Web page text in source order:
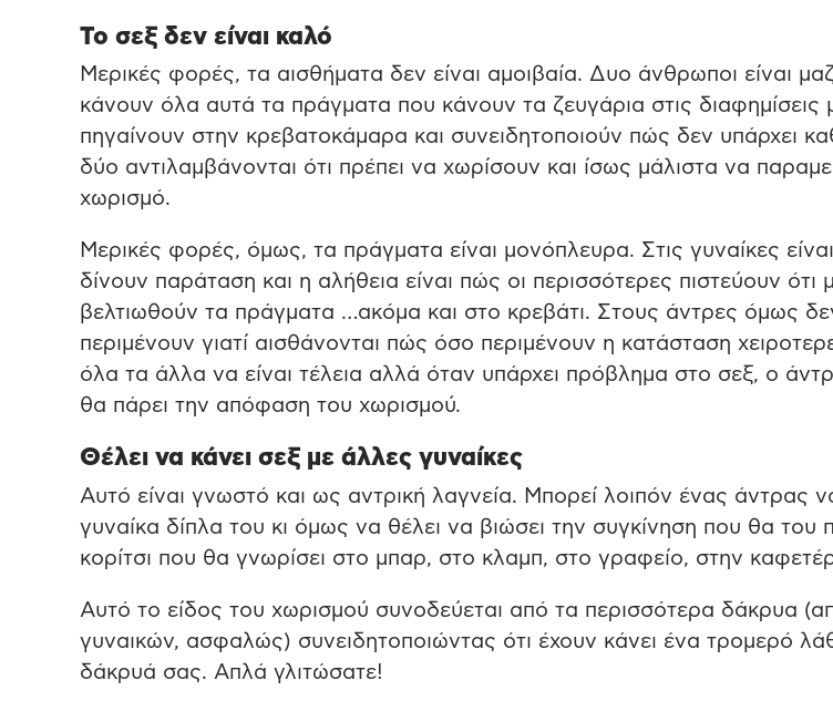
Το σεξ δεν είναι καλό
Μερικές φορές, τα αισθήματα δεν είναι αμοιβαία. Δυο άνθρωποι είναι
κάνουν όλα αυτά τα πράγματα που κάνουν τα ζευγάρια στις διαφημίσεις
πηγαίνουν στην κρεβατοκάμαρα και συνειδητοποιούν πώς δεν υπάρχει
δύο αντιλαμβάνονται ότι πρέπει να χωρίσουν και ίσως μάλιστα να
χωρισμό.
Μερικές φορές, όμως, τα πράγματα είναι μονόπλευρα. Στις γυναίκες
δίνουν παράταση και η αλήθεια είναι πώς οι περισσότερες πιστεύουν ότι
βελτιωθούν τα πράγματα …ακόμα και στο κρεβάτι. Στους άντρες όμως
περιμένουν γιατί αισθάνονται πώς όσο περιμένουν η κατάσταση
όλα τα άλλα να είναι τέλεια αλλά όταν υπάρχει πρόβλημα στο σεξ, ο
θα πάρει την απόφαση του χωρισμού.
Θέλει να κάνει σεξ με άλλες γυναίκες
Αυτό είναι γνωστό και ως αντρική λαγνεία. Μπορεί λοιπόν ένας άντρας
γυναίκα δίπλα του κι όμως να θέλει να βιώσει την συγκίνηση που θα του
κορίτσι που θα γνωρίσει στο μπαρ, στο κλαμπ, στο γραφείο, στην
Αυτό το είδος του χωρισμού συνοδεύεται από τα περισσότερα δάκρυα
γυναικών, ασφαλώς) συνειδητοποιώντας ότι έχουν κάνει ένα τρομερό
δάκρυά σας. Απλά γλιτώσατε!